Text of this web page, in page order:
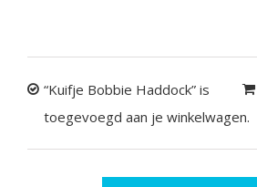
“Kuifje Bobbie Haddock” is
toegevoegd aan je winkelwagen.